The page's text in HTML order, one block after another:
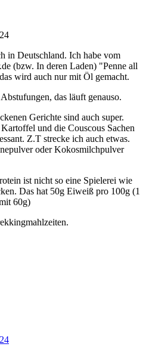
in Deutschland. Ich habe vom
(bzw. In deren Laden) "Penne all
wird auch nur mit Öl gemacht.
das läuft genauso.
Gerichte sind auch super.
und die Couscous Sachen
Z.T strecke ich auch etwas.
oder Kokosmilchpulver
ist nicht so eine Spielerei wie
Das hat 50g Eiweiß pro 100g (1
60g)